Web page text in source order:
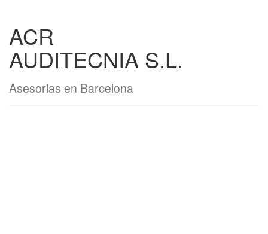
ACR
AUDITECNIA S.L.
Asesorias en Barcelona